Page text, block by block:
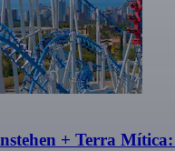
+ Terra